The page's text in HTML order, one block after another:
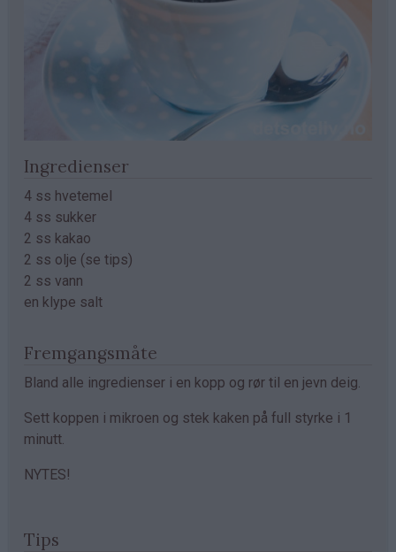
Ingredienser
4 ss hvetemel
4 ss sukker
2 ss kakao
2 ss olje (se tips)
2 ss vann
en klype salt
Fremgangsmåte
Bland alle ingredienser i en kopp og rør til en jevn deig.
Sett koppen i mikroen og stek kaken på full styrke i 1
minutt.
NYTES!
Tips